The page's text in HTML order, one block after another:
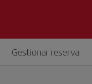
Gestionar reserva